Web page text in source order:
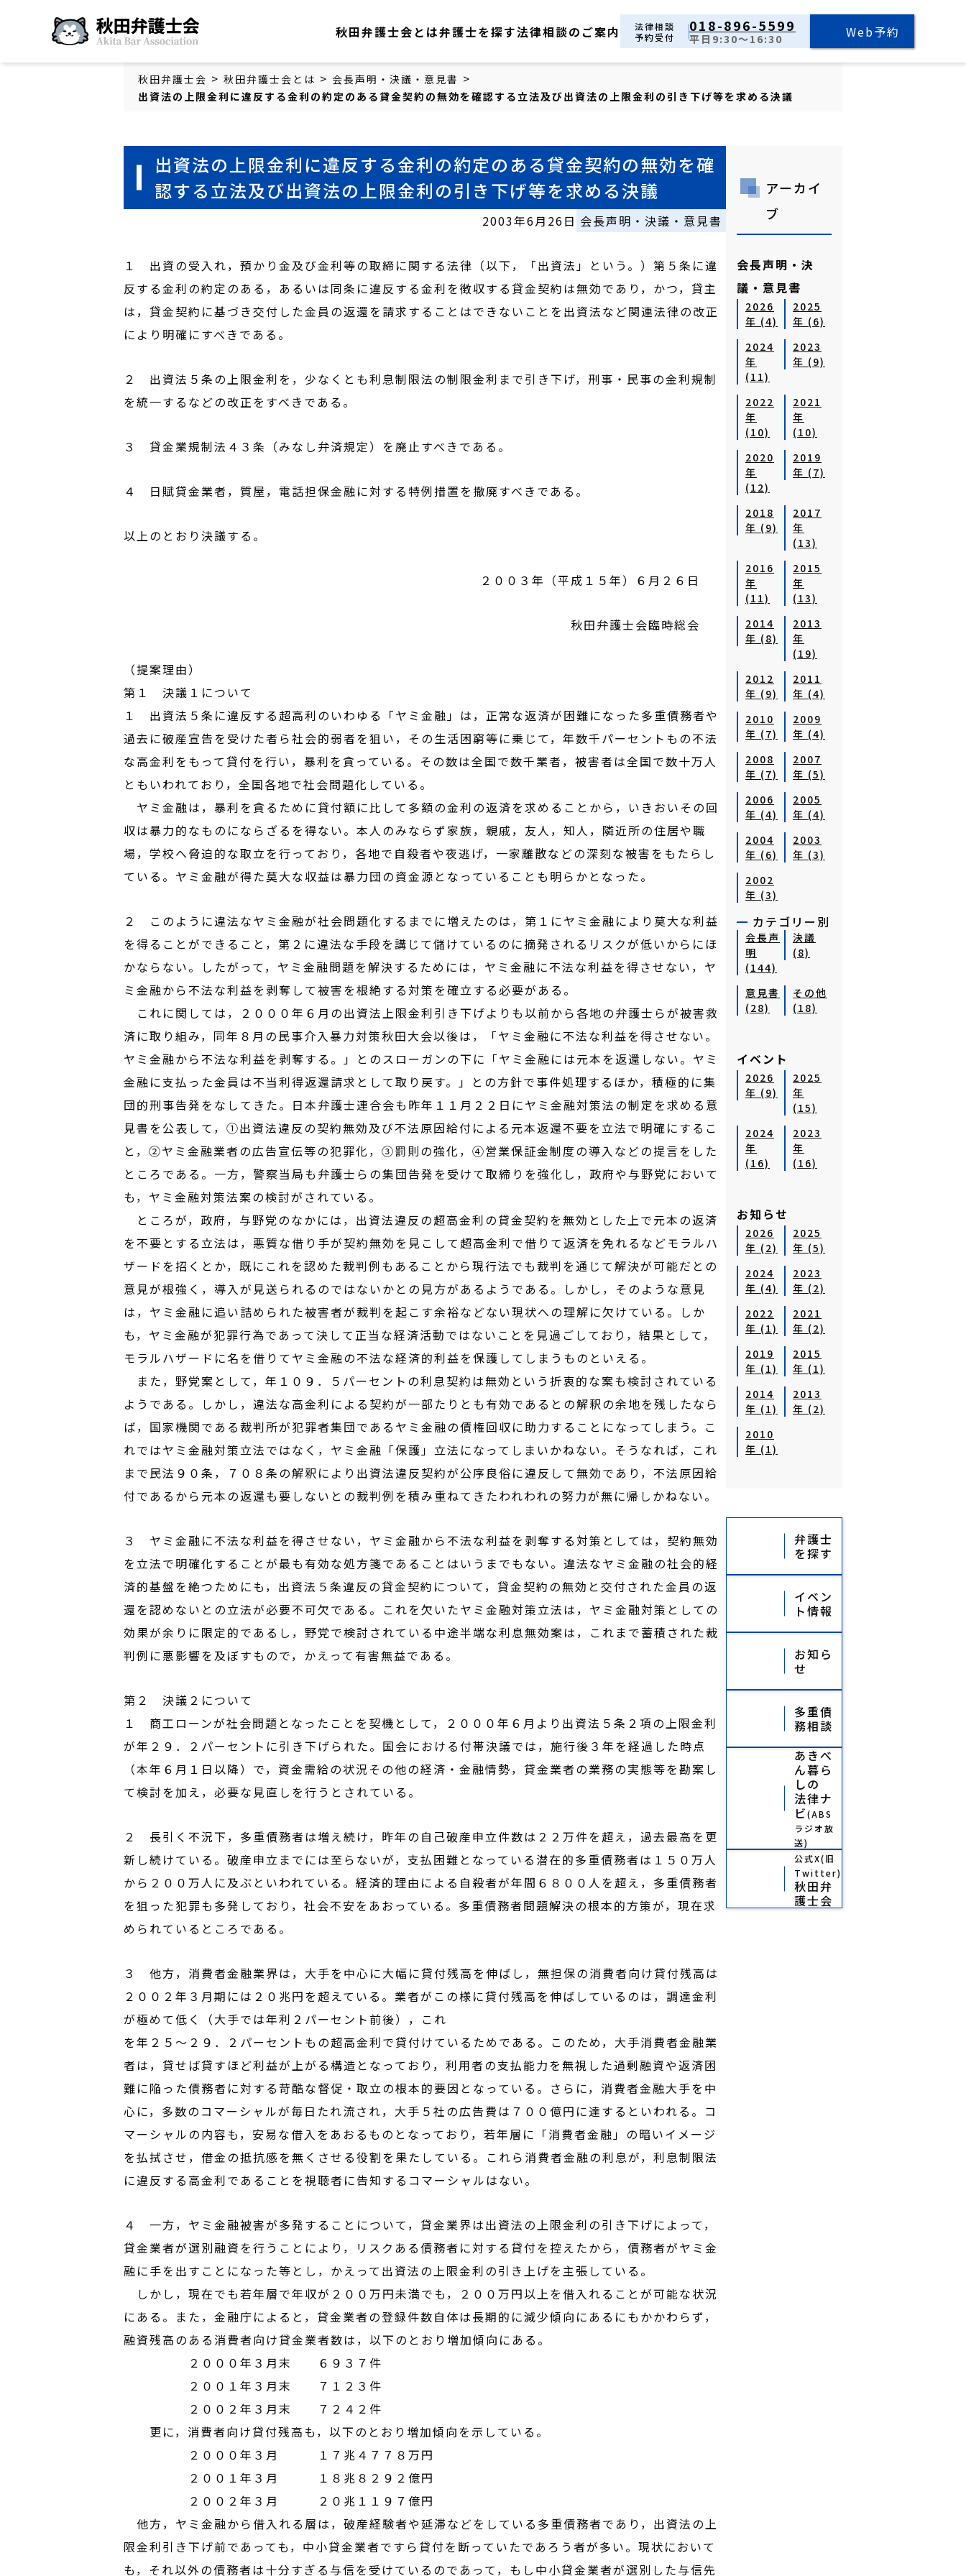
秋田弁護士会 秋田弁護士会とは弁護士を探す法律相談のご案内
法律相談
予約受付
018-896-5599
平日9:30～16:30 Web予約
秋田弁護士会 > 秋田弁護士会とは > 会長声明・決議・意見書 >
出資法の上限金利に違反する金利の約定のある貸金契約の無効を確認する立法及び出資法の上限金利の引き下げ等を求める決議
出資法の上限金利に違反する金利の約定のある貸金契約の無効を確
認する立法及び出資法の上限金利の引き下げ等を求める決議
2003年6月26日 会長声明・決議・意見書
１ 出資の受入れ，預かり金及び金利等の取締に関する法律（以下，「出資法」という。）第５条に違
反する金利の約定のある，あるいは同条に違反する金利を徴収する貸金契約は無効であり，かつ，貸主
は，貸金契約に基づき交付した金員の返還を請求することはできないことを出資法など関連法律の改正
により明確にすべきである。
２ 出資法５条の上限金利を，少なくとも利息制限法の制限金利まで引き下げ，刑事・民事の金利規制
を統一するなどの改正をすべきである。
３ 貸金業規制法４３条（みなし弁済規定）を廃止すべきである。
４ 日賦貸金業者，質屋，電話担保金融に対する特例措置を撤廃すべきである。
以上のとおり決議する。
２００３年（平成１５年）６月２６日
秋田弁護士会臨時総会
（提案理由）
第１ 決議１について
１ 出資法５条に違反する超高利のいわゆる「ヤミ金融」は，正常な返済が困難になった多重債務者や
過去に破産宣告を受けた者ら社会的弱者を狙い，その生活困窮等に乗じて，年数千パーセントもの不法
な高金利をもって貸付を行い，暴利を貪っている。その数は全国で数千業者，被害者は全国で数十万人
ともいわれており，全国各地で社会問題化している。
ヤミ金融は，暴利を貪るために貸付額に比して多額の金利の返済を求めることから，いきおいその回
収は暴力的なものにならざるを得ない。本人のみならず家族，親戚，友人，知人，隣近所の住居や職
場，学校へ脅迫的な取立を行っており，各地で自殺者や夜逃げ，一家離散などの深刻な被害をもたらし
ている。ヤミ金融が得た莫大な収益は暴力団の資金源となっていることも明らかとなった。
２ このように違法なヤミ金融が社会問題化するまでに増えたのは，第１にヤミ金融により莫大な利益
を得ることができること，第２に違法な手段を講じて儲けているのに摘発されるリスクが低いからにほ
かならない。したがって，ヤミ金融問題を解決するためには，ヤミ金融に不法な利益を得させない，ヤ
ミ金融から不法な利益を剥奪して被害を根絶する対策を確立する必要がある。
これに関しては，２０００年６月の出資法上限金利引き下げよりも以前から各地の弁護士らが被害救
済に取り組み，同年８月の民事介入暴力対策秋田大会以後は，「ヤミ金融に不法な利益を得させない。
ヤミ金融から不法な利益を剥奪する。」とのスローガンの下に「ヤミ金融には元本を返還しない。ヤミ
金融に支払った金員は不当利得返還請求として取り戻す。」との方針で事件処理するほか，積極的に集
団的刑事告発をなしてきた。日本弁護士連合会も昨年１１月２２日にヤミ金融対策法の制定を求める意
見書を公表して，①出資法違反の契約無効及び不法原因給付による元本返還不要を立法で明確にするこ
と，②ヤミ金融業者の広告宣伝等の犯罪化，③罰則の強化，④営業保証金制度の導入などの提言をした
ところである。一方，警察当局も弁護士らの集団告発を受けて取締りを強化し，政府や与野党において
も，ヤミ金融対策法案の検討がされている。
ところが，政府，与野党のなかには，出資法違反の超高金利の貸金契約を無効とした上で元本の返済
を不要とする立法は，悪質な借り手が契約無効を見こして超高金利で借りて返済を免れるなどモラルハ
ザードを招くとか，既にこれを認めた裁判例もあることから現行法でも裁判を通じて解決が可能だとの
意見が根強く，導入が見送られるのではないかとの見方があるようである。しかし，そのような意見
は，ヤミ金融に追い詰められた被害者が裁判を起こす余裕などない現状への理解に欠けている。しか
も，ヤミ金融が犯罪行為であって決して正当な経済活動ではないことを見過ごしており，結果として，
モラルハザードに名を借りてヤミ金融の不法な経済的利益を保護してしまうものといえる。
また，野党案として，年１０９．５パーセントの利息契約は無効という折衷的な案も検討されている
ようである。しかし，違法な高金利による契約が一部たりとも有効であるとの解釈の余地を残したなら
ば，国家機関である裁判所が犯罪者集団であるヤミ金融の債権回収に助力することになってしまう。こ
れではヤミ金融対策立法ではなく，ヤミ金融「保護」立法になってしまいかねない。そうなれば，これ
まで民法９０条，７０８条の解釈により出資法違反契約が公序良俗に違反して無効であり，不法原因給
付であるから元本の返還も要しないとの裁判例を積み重ねてきたわれわれの努力が無に帰しかねない。
３ ヤミ金融に不法な利益を得させない，ヤミ金融から不法な利益を剥奪する対策としては，契約無効
を立法で明確化することが最も有効な処方箋であることはいうまでもない。違法なヤミ金融の社会的経
済的基盤を絶つためにも，出資法５条違反の貸金契約について，貸金契約の無効と交付された金員の返
還を認めないとの立法が必要不可欠である。これを欠いたヤミ金融対策立法は，ヤミ金融対策としての
効果が余りに限定的であるし，野党で検討されている中途半端な利息無効案は，これまで蓄積された裁
判例に悪影響を及ぼすもので，かえって有害無益である。
第２ 決議２について
１ 商工ローンが社会問題となったことを契機として，２０００年６月より出資法５条２項の上限金利
が年２９．２パーセントに引き下げられた。国会における付帯決議では，施行後３年を経過した時点
（本年６月１日以降）で，資金需給の状況その他の経済・金融情勢，貸金業者の業務の実態等を勘案し
て検討を加え，必要な見直しを行うとされている。
２ 長引く不況下，多重債務者は増え続け，昨年の自己破産申立件数は２２万件を超え，過去最高を更
新し続けている。破産申立までには至らないが，支払困難となっている潜在的多重債務者は１５０万人
から２００万人に及ぶといわれている。経済的理由による自殺者が年間６８００人を超え，多重債務者
を狙った犯罪も多発しており，社会不安をあおっている。多重債務者問題解決の根本的方策が，現在求
められているところである。
３ 他方，消費者金融業界は，大手を中心に大幅に貸付残高を伸ばし，無担保の消費者向け貸付残高は
２００２年３月期には２０兆円を超えている。業者がこの様に貸付残高を伸ばしているのは，調達金利
が極めて低く（大手では年利２パーセント前後），これ
を年２５～２９．２パーセントもの超高金利で貸付けているためである。このため，大手消費者金融業
者は，貸せば貸すほど利益が上がる構造となっており，利用者の支払能力を無視した過剰融資や返済困
難に陥った債務者に対する苛酷な督促・取立の根本的要因となっている。さらに，消費者金融大手を中
心に，多数のコマーシャルが毎日たれ流され，大手５社の広告費は７００億円に達するといわれる。コ
マーシャルの内容も，安易な借入をあおるものとなっており，若年層に「消費者金融」の暗いイメージ
を払拭させ，借金の抵抗感を無くさせる役割を果たしている。これら消費者金融の利息が，利息制限法
に違反する高金利であることを視聴者に告知するコマーシャルはない。
４ 一方，ヤミ金融被害が多発することについて，貸金業界は出資法の上限金利の引き下げによって，
貸金業者が選別融資を行うことにより，リスクある債務者に対する貸付を控えたから，債務者がヤミ金
融に手を出すことになった等とし，かえって出資法の上限金利の引き上げを主張している。
しかし，現在でも若年層で年収が２００万円未満でも，２００万円以上を借入れることが可能な状況
にある。また，金融庁によると，貸金業者の登録件数自体は長期的に減少傾向にあるにもかかわらず，
融資残高のある消費者向け貸金業者数は，以下のとおり増加傾向にある。
２０００年３月末 ６９３７件
２００１年３月末 ７１２３件
２００２年３月末 ７２４２件
更に，消費者向け貸付残高も，以下のとおり増加傾向を示している。
２０００年３月 １７兆４７７８万円
２００１年３月 １８兆８２９２億円
２００２年３月 ２０兆１１９７億円
他方，ヤミ金融から借入れる層は，破産経験者や延滞などをしている多重債務者であり，出資法の上
限金利引き下げ前であっても，中小貸金業者ですら貸付を断っていたであろう者が多い。現状において
も，それ以外の債務者は十分すぎる与信を受けているのであって，もし中小貸金業者が選別した与信先
アーカイ
ブ
会長声明・決
議・意見書
2026
年 (4)
2025
年 (6)
2024
年
(11)
2023
年 (9)
2022
年
(10)
2021
年
(10)
2020
年
(12)
2019
年 (7)
2018
年 (9)
2017
年
(13)
2016
年
(11)
2015
年
(13)
2014
年 (8)
2013
年
(19)
2012
年 (9)
2011
年 (4)
2010
年 (7)
2009
年 (4)
2008
年 (7)
2007
年 (5)
2006
年 (4)
2005
年 (4)
2004
年 (6)
2003
年 (3)
2002
年 (3)
カテゴリー別
会長声
明
(144)
決議
(8)
意見書
(28)
その他
(18)
イベント
2026
年 (9)
2025
年
(15)
2024
年
(16)
2023
年
(16)
お知らせ
2026
年 (2)
2025
年 (5)
2024
年 (4)
2023
年 (2)
2022
年 (1)
2021
年 (2)
2019
年 (1)
2015
年 (1)
2014
年 (1)
2013
年 (2)
2010
年 (1)
弁護士
を探す
イベン
ト情報
お知ら
せ
多重債
務相談
あきべ
ん暮ら
しの
法律ナ
ビ(ABS
ラジオ放
送)
公式X(旧
Twitter)
秋田弁
護士会